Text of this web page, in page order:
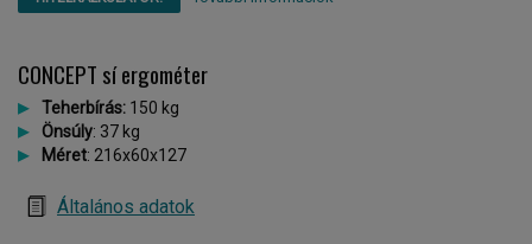
CONCEPT sí ergométer
Teherbírás: 150 kg
Önsúly: 37 kg
Méret: 216x60x127
Általános adatok